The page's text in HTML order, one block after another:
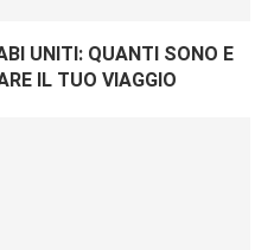
UNITI: QUANTI SONO E
IL TUO VIAGGIO